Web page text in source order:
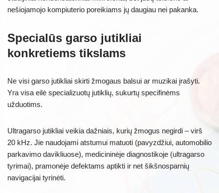
nešiojamojo kompiuterio poreikiams jų daugiau nei pakanka.
Specialūs garso jutikliai
konkretiems tikslams
Ne visi garso jutikliai skirti žmogaus balsui ar muzikai įrašyti.
Yra visa eilė specializuotų jutiklių, sukurtų specifinėms
užduotims.
Ultragarso jutikliai veikia dažniais, kurių žmogus negirdi – virš
20 kHz. Jie naudojami atstumui matuoti (pavyzdžiui, automobilio
parkavimo davikliuose), medicininėje diagnostikoje (ultragarso
tyrimai), pramonėje defektams aptikti ir net šikšnosparnių
navigacijai tyrinėti.